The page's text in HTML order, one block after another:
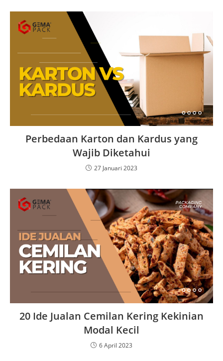
Perbedaan Karton dan Kardus yang
Wajib Diketahui
27 Januari 2023
20 Ide Jualan Cemilan Kering Kekinian
Modal Kecil
6 April 2023